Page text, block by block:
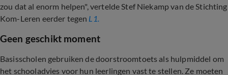
zou dat al enorm helpen", vertelde Stef Niekamp van de Stichting
Kom-Leren eerder tegen L1.
Geen geschikt moment
Basisscholen gebruiken de doorstroomtoets als hulpmiddel om
het schooladvies voor hun leerlingen vast te stellen. Ze moeten